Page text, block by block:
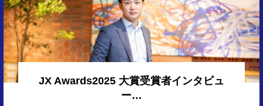
JX Awards2025 大賞受賞者インタビュ
ー…